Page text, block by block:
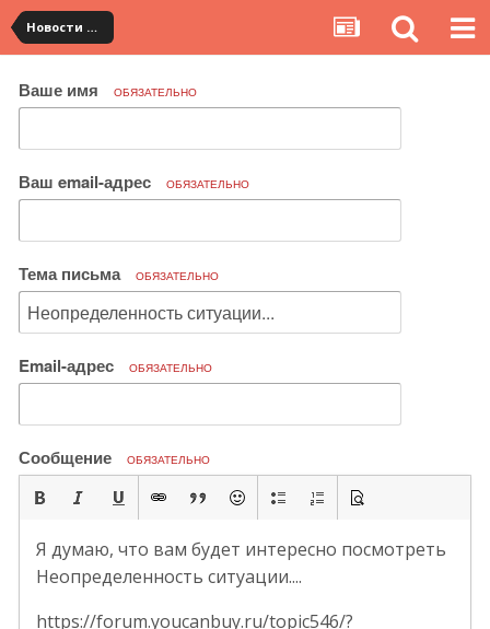
Новости сервиса
Ваше имя ОБЯЗАТЕЛЬНО
Ваш email-адрес ОБЯЗАТЕЛЬНО
Тема письма ОБЯЗАТЕЛЬНО
Email-адрес ОБЯЗАТЕЛЬНО
Сообщение ОБЯЗАТЕЛЬНО
Я думаю, что вам будет интересно посмотреть
Неопределенность ситуации....
https://forum.youcanbuy.ru/topic546/?